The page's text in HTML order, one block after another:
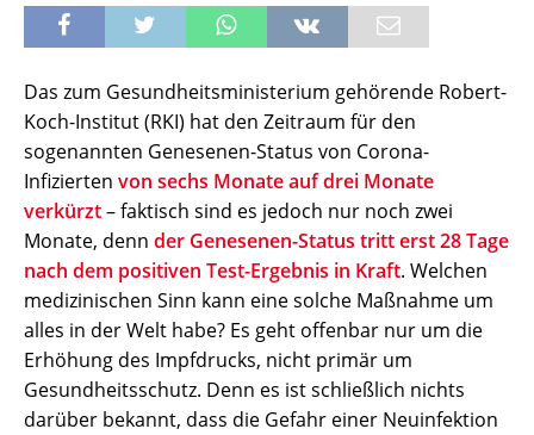
Das zum Gesundheitsministerium gehörende Robert-
Koch-Institut (RKI) hat den Zeitraum für den
sogenannten Genesenen-Status von Corona-
Infizierten von sechs Monate auf drei Monate
verkürzt– faktisch sind es jedoch nur noch zwei
Monate, denn der Genesenen-Status tritt erst 28 Tage
nach dem positiven Test-Ergebnis in Kraft. Welchen
medizinischen Sinn kann eine solche Maßnahme um
alles in der Welt habe? Es geht offenbar nur um die
Erhöhung des Impfdrucks, nicht primär um
Gesundheitsschutz. Denn es ist schließlich nichts
darüber bekannt, dass die Gefahr einer Neuinfektion